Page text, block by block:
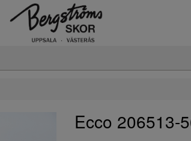
Ecco 206513-